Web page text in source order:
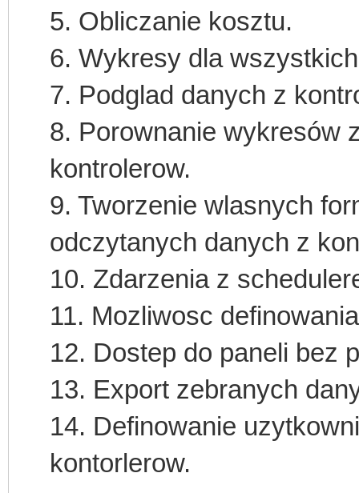
5. Obliczanie kosztu.
6. Wykresy dla
7. Podglad danych z
8. Porownanie wykresów
kontrolerow.
9. Tworzenie wlasnych
odczytanych danych z
10. Zdarzenia z
11. Mozliwosc
12. Dostep do paneli bez
13. Export zebranych
14. Definowanie
kontorlerow.